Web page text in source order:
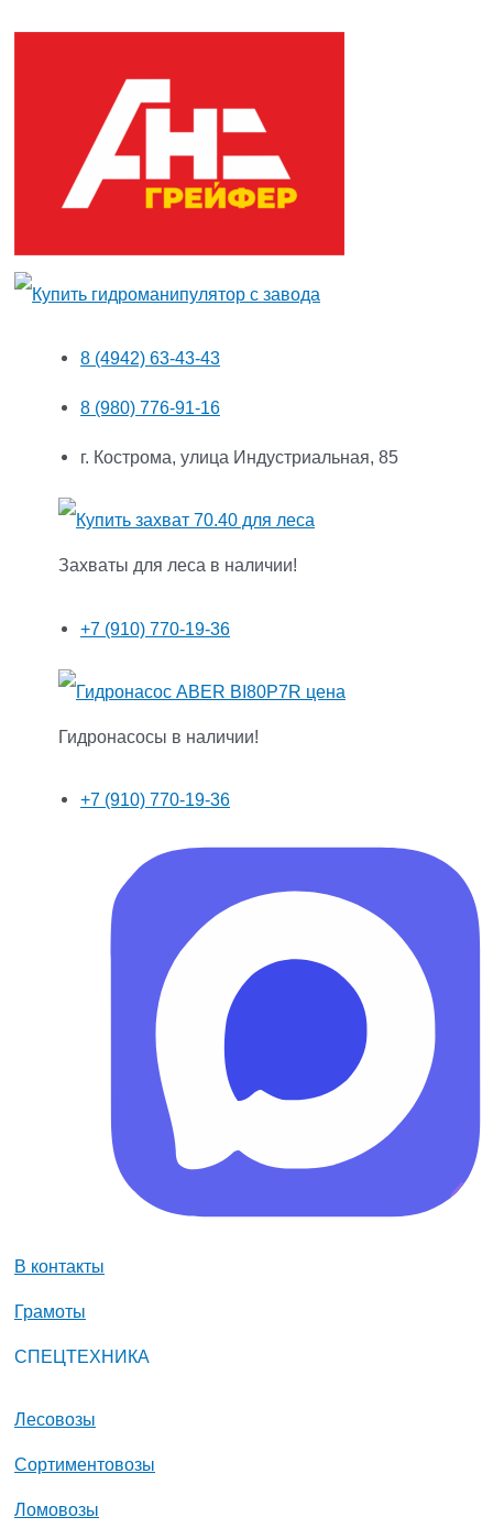
8 (4942) 63-43-43
8 (980) 776-91-16
г. Кострома, улица Индустриальная, 85
Захваты для леса в наличии!
+7 (910) 770-19-36
Гидронасосы в наличии!
+7 (910) 770-19-36
В контакты
Грамоты
СПЕЦТЕХНИКА
Лесовозы
Сортиментовозы
Ломовозы